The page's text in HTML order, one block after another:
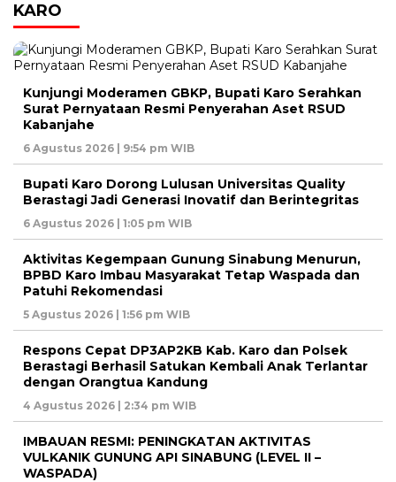
KARO
Kunjungi Moderamen GBKP, Bupati Karo Serahkan
Surat Pernyataan Resmi Penyerahan Aset RSUD
Kabanjahe
6 Agustus 2026 | 9:54 pm WIB
Bupati Karo Dorong Lulusan Universitas Quality
Berastagi Jadi Generasi Inovatif dan Berintegritas
6 Agustus 2026 | 1:05 pm WIB
Aktivitas Kegempaan Gunung Sinabung Menurun,
BPBD Karo Imbau Masyarakat Tetap Waspada dan
Patuhi Rekomendasi
5 Agustus 2026 | 1:56 pm WIB
Respons Cepat DP3AP2KB Kab. Karo dan Polsek
Berastagi Berhasil Satukan Kembali Anak Terlantar
dengan Orangtua Kandung
4 Agustus 2026 | 2:34 pm WIB
IMBAUAN RESMI: PENINGKATAN AKTIVITAS
VULKANIK GUNUNG API SINABUNG (LEVEL II –
WASPADA)